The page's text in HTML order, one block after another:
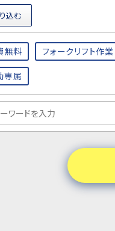
無料 フォークリフト作業
専属